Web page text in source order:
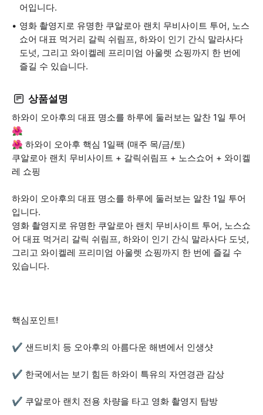
어입니다.
영화 촬영지로 유명한 쿠알로아 랜치 무비사이트 투어, 노스
쇼어 대표 먹거리 갈릭 쉬림프, 하와이 인기 간식 말라사다
도넛, 그리고 와이켈레 프리미엄 아울렛 쇼핑까지 한 번에
즐길 수 있습니다.
상품설명
하와이 오아후의 대표 명소를 하루에 둘러보는 알찬 1일 투어
🌺
🌺 하와이 오아후 핵심 1일팩 (매주 목/금/토)
쿠알로아 랜치 무비사이트 + 갈릭쉬림프 + 노스쇼어 + 와이켈
레 쇼핑
하와이 오아후의 대표 명소를 하루에 둘러보는 알찬 1일 투어
입니다.
영화 촬영지로 유명한 쿠알로아 랜치 무비사이트 투어, 노스쇼
어 대표 먹거리 갈릭 쉬림프, 하와이 인기 간식 말라사다 도넛,
그리고 와이켈레 프리미엄 아울렛 쇼핑까지 한 번에 즐길 수
있습니다.
핵심포인트!
✔️ 샌드비치 등 오아후의 아름다운 해변에서 인생샷
✔️ 한국에서는 보기 힘든 하와이 특유의 자연경관 감상
✔️ 쿠알로아 랜치 전용 차량을 타고 영화 촬영지 탐방